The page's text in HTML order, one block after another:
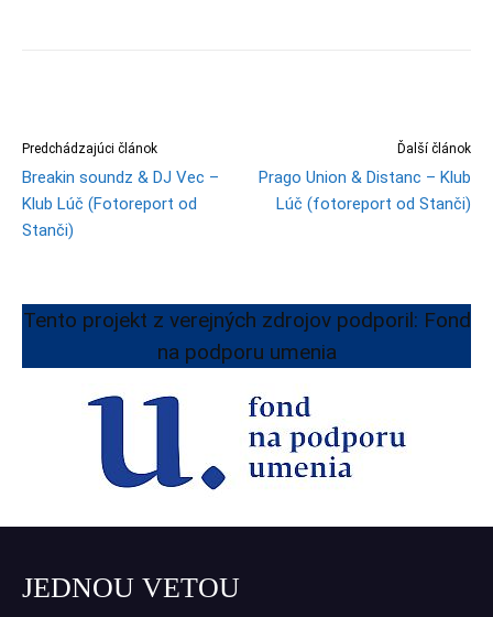
Predchádzajúci článok
Breakin soundz & DJ Vec –
Klub Lúč (Fotoreport od
Stanči)
Ďalší článok
Prago Union & Distanc – Klub
Lúč (fotoreport od Stanči)
Tento projekt z verejných zdrojov podporil: Fond
na podporu umenia
JEDNOU VETOU